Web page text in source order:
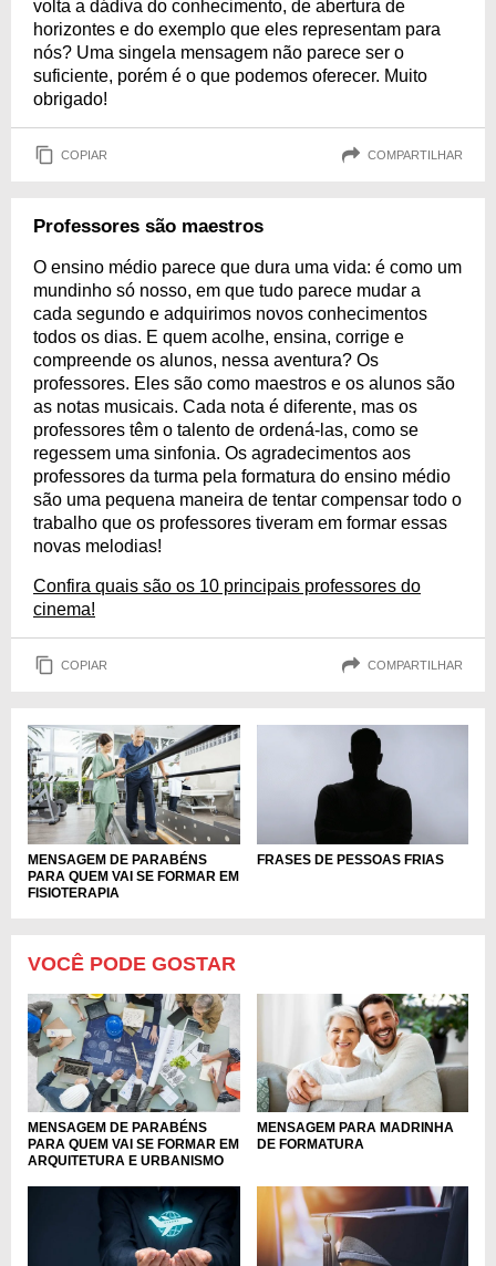
volta a dádiva do conhecimento, de abertura de
horizontes e do exemplo que eles representam para
nós? Uma singela mensagem não parece ser o
suficiente, porém é o que podemos oferecer. Muito
obrigado!
COPIAR COMPARTILHAR
Professores são maestros
O ensino médio parece que dura uma vida: é como um
mundinho só nosso, em que tudo parece mudar a
cada segundo e adquirimos novos conhecimentos
todos os dias. E quem acolhe, ensina, corrige e
compreende os alunos, nessa aventura? Os
professores. Eles são como maestros e os alunos são
as notas musicais. Cada nota é diferente, mas os
professores têm o talento de ordená-las, como se
regessem uma sinfonia. Os agradecimentos aos
professores da turma pela formatura do ensino médio
são uma pequena maneira de tentar compensar todo o
trabalho que os professores tiveram em formar essas
novas melodias!
Confira quais são os 10 principais professores do
cinema!
COPIAR COMPARTILHAR
MENSAGEM DE PARABÉNS
PARA QUEM VAI SE FORMAR EM
FISIOTERAPIA
FRASES DE PESSOAS FRIAS
VOCÊ PODE GOSTAR
MENSAGEM DE PARABÉNS
PARA QUEM VAI SE FORMAR EM
ARQUITETURA E URBANISMO
MENSAGEM PARA MADRINHA
DE FORMATURA